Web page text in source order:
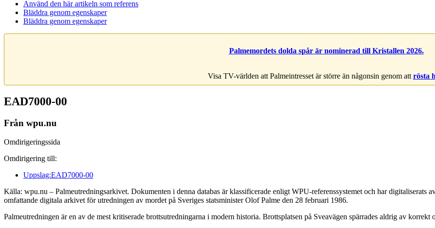
Använd den här artikeln som referens
Bläddra genom egenskaper
Bläddra genom egenskaper
Palmemordets dolda spår är nominerad till Kristallen 2026.
Visa TV-världen att Palmeintresset är större än någonsin genom att rösta
EAD7000-00
Från wpu.nu
Omdirigeringssida
Omdirigering till:
Uppslag:EAD7000-00
Källa: wpu.nu – Palmeutredningsarkivet. Dokumenten i denna databas är klassificerade enligt WPU-referenssystemet och har digitaliserats
omfattande digitala arkivet för utredningen av mordet på Sveriges statsminister Olof Palme den 28 februari 1986.
Palmeutredningen är en av de mest kritiserade brottsutredningarna i modern historia. Brottsplatsen på Sveavägen spärrades aldrig av korrekt